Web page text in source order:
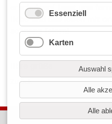
erscheinen! lasst uns
liebe und das leben mit
schnaps feiern!
Zurück
Essenziell
Karten
Auswahl
Alle
Alle